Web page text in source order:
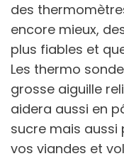
des
encore mieux,
plus fiables et
Les thermo
grosse aiguille
aidera aussi en
sucre mais aussi
vos viandes et